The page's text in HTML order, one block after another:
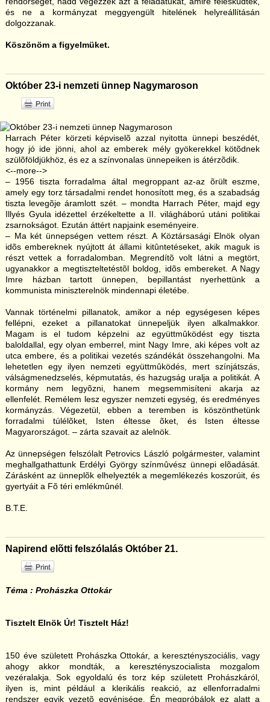
és ne a kormányzat meggyengült hitelének helyreállításán
dolgozzanak.
Köszönöm a figyelmüket.
Október 23-i nemzeti ünnep Nagymaroson
Harrach Péter körzeti képviselõ azzal nyitotta ünnepi beszédét,
hogy jó ide jönni, ahol az emberek mély gyökerekkel kötõdnek
szülõföldjükhöz, és ez a színvonalas ünnepeiken is átérzõdik.
<--more-->
– 1956 tiszta forradalma által megroppant az-az õrült eszme,
amely egy torz társadalmi rendet honosított meg, és a szabadság
tiszta levegõje áramlott szét. – mondta Harrach Péter, majd egy
Illyés Gyula idézettel érzékeltette a II. világháború utáni politikai
zsarnokságot. Ezután áttért napjaink eseményeire.
– Ma két ünnepségen vettem részt. A Köztársasági Elnök olyan
idõs embereknek nyújtott át állami kitûntetéseket, akik maguk is
részt vettek a forradalomban. Megrendítõ volt látni a megtört,
ugyanakkor a megtiszteltetéstõl boldog, idõs embereket. A Nagy
Imre házban tartott ünnepen, bepillantást nyerhettünk a
kommunista miniszterelnök mindennapi életébe.
Vannak történelmi pillanatok, amikor a nép egységesen képes
fellépni, ezeket a pillanatokat ünnepeljük ilyen alkalmakkor.
Magam is el tudom képzelni az együttmûködést egy tiszta
baloldallal, egy olyan emberrel, mint Nagy Imre, aki képes volt az
utca embere, és a politikai vezetés szándékát összehangolni. Ma
lehetetlen egy ilyen nemzeti együttmûködés, mert színjátszás,
válságmenedzselés, képmutatás, és hazugság uralja a politikát. A
kormány nem legyõzni, hanem megsemmisíteni akarja az
ellenfelét. Remélem lesz egyszer nemzeti egység, és eredményes
kormányzás. Végezetül, ebben a teremben is köszönthetünk
forradalmi túlélõket, Isten éltesse õket, és Isten éltesse
Magyarországot. – zárta szavait az alelnök.
Az ünnepségen felszólalt Petrovics László polgármester, valamint
meghallgathattunk Erdélyi György színmûvész ünnepi elõadását.
Zárásként az ünneplõk elhelyezték a megemlékezés koszorúit, és
gyertyáit a Fõ téri emlékmûnél.
B.T.E.
Napirend elõtti felszólalás Október 21.
Téma : Prohászka Ottokár
Tisztelt Elnök Úr! Tisztelt Ház!
150 éve született Prohászka Ottokár, a keresztényszociális, vagy
ahogy akkor mondták, a keresztényszocialista mozgalom
vezéralakja. Sok egyoldalú és torz kép született Prohászkáról,
ilyen is, mint például a klerikális reakció, az ellenforradalmi
rendszer egyik vezetõ egyénisége. Én megpróbálok ez alatt a